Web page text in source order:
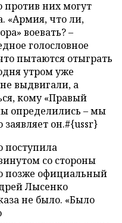
против них могут
«Армия, что ли,
воевать? –
голословное
пытаются отыграть
утром уже
выдвигали, а
кому «Правый
определились – мы
он.#{ussr}
поступила
со стороны
позже официальный
Лысенко
не было. «Было